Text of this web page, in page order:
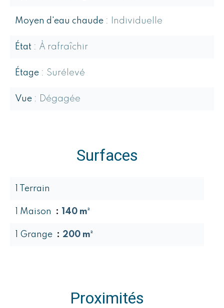
Moyen d'eau chaude Individuelle
État À rafraîchir
Étage Surélevé
Vue Dégagée
Surfaces
1 Terrain
1 Maison 140 m²
1 Grange 200 m²
Proximités